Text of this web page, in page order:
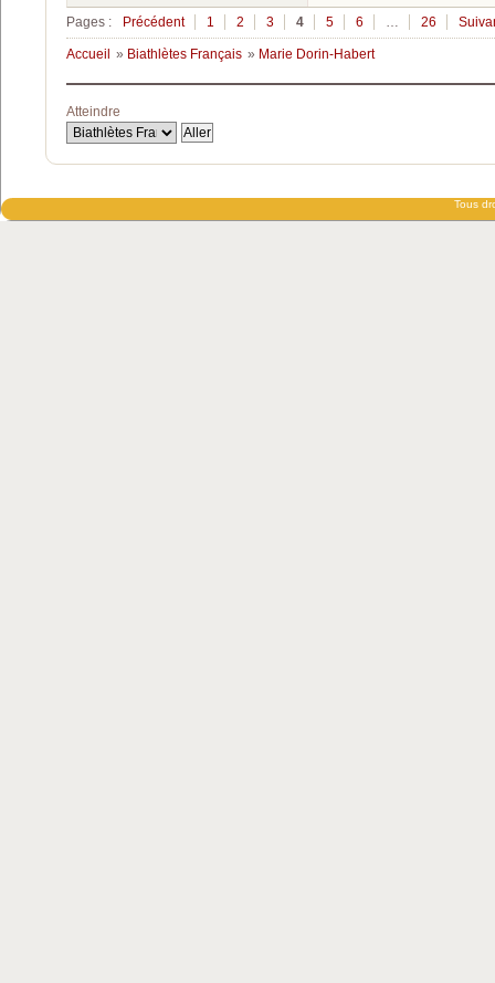
Pages :
Précédent 1 2 3 4 5 6 26
Accueil » Biathlètes Français » Marie Dorin-Habert
Atteindre
Tous